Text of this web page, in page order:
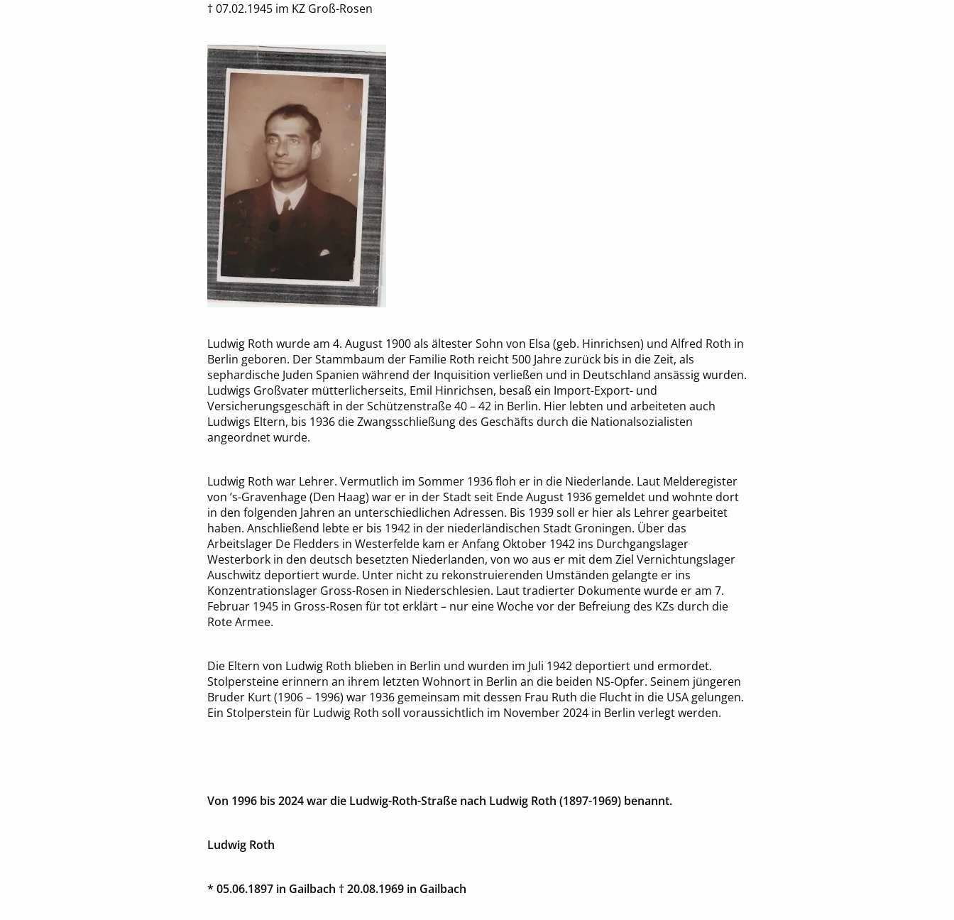
† 07.02.1945 im KZ Groß-Rosen
Ludwig Roth wurde am 4. August 1900 als ältester Sohn von Elsa (geb. Hinrichsen) und Alfred Roth in
Berlin geboren. Der Stammbaum der Familie Roth reicht 500 Jahre zurück bis in die Zeit, als
sephardische Juden Spanien während der Inquisition verließen und in Deutschland ansässig wurden.
Ludwigs Großvater mütterlicherseits, Emil Hinrichsen, besaß ein Import-Export- und
Versicherungsgeschäft in der Schützenstraße 40 – 42 in Berlin. Hier lebten und arbeiteten auch
Ludwigs Eltern, bis 1936 die Zwangsschließung des Geschäfts durch die Nationalsozialisten
angeordnet wurde.
Ludwig Roth war Lehrer. Vermutlich im Sommer 1936 floh er in die Niederlande. Laut Melderegister
von ’s-Gravenhage (Den Haag) war er in der Stadt seit Ende August 1936 gemeldet und wohnte dort
in den folgenden Jahren an unterschiedlichen Adressen. Bis 1939 soll er hier als Lehrer gearbeitet
haben. Anschließend lebte er bis 1942 in der niederländischen Stadt Groningen. Über das
Arbeitslager De Fledders in Westerfelde kam er Anfang Oktober 1942 ins Durchgangslager
Westerbork in den deutsch besetzten Niederlanden, von wo aus er mit dem Ziel Vernichtungslager
Auschwitz deportiert wurde. Unter nicht zu rekonstruierenden Umständen gelangte er ins
Konzentrationslager Gross-Rosen in Niederschlesien. Laut tradierter Dokumente wurde er am 7.
Februar 1945 in Gross-Rosen für tot erklärt – nur eine Woche vor der Befreiung des KZs durch die
Rote Armee.
Die Eltern von Ludwig Roth blieben in Berlin und wurden im Juli 1942 deportiert und ermordet.
Stolpersteine erinnern an ihrem letzten Wohnort in Berlin an die beiden NS-Opfer. Seinem jüngeren
Bruder Kurt (1906 – 1996) war 1936 gemeinsam mit dessen Frau Ruth die Flucht in die USA gelungen.
Ein Stolperstein für Ludwig Roth soll voraussichtlich im November 2024 in Berlin verlegt werden.
Von 1996 bis 2024 war die Ludwig-Roth-Straße nach Ludwig Roth (1897-1969) benannt.
Ludwig Roth
* 05.06.1897 in Gailbach † 20.08.1969 in Gailbach